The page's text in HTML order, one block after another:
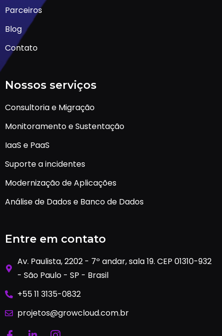
Parceiros
Blog
Contato
Nossos serviços
Consultoria e Migração
Monitoramento e Sustentação
IaaS e PaaS
Suporte a incidentes
Modernização de Aplicações
Análise de Dados e Banco de Dados
Entre em contato
Av. Paulista, 2202 - 7º andar, sala 19. CEP 01310-932
- São Paulo - SP - Brasil
+55 11 3135-0832
projetos@growcloud.com.br